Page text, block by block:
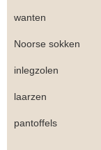
wanten
Noorse sokken
inlegzolen
laarzen
pantoffels